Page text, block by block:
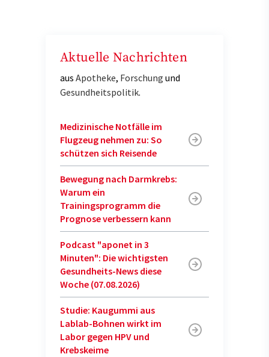
Aktuelle Nachrichten
aus Apotheke, Forschung und
Gesundheitspolitik.
Medizinische Notfälle im
Flugzeug nehmen zu: So
schützen sich Reisende
Bewegung nach Darmkrebs:
Warum ein
Trainingsprogramm die
Prognose verbessern kann
Podcast "aponet in 3
Minuten": Die wichtigsten
Gesundheits-News diese
Woche (07.08.2026)
Studie: Kaugummi aus
Lablab-Bohnen wirkt im
Labor gegen HPV und
Krebskeime